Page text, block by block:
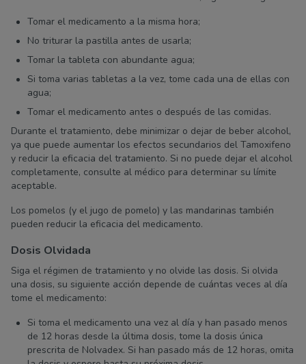
Tomar el medicamento a la misma hora;
No triturar la pastilla antes de usarla;
Tomar la tableta con abundante agua;
Si toma varias tabletas a la vez, tome cada una de ellas con
agua;
Tomar el medicamento antes o después de las comidas.
Durante el tratamiento, debe minimizar o dejar de beber alcohol,
ya que puede aumentar los efectos secundarios del Tamoxifeno
y reducir la eficacia del tratamiento. Si no puede dejar el alcohol
completamente, consulte al médico para determinar su límite
aceptable.
Los pomelos (y el jugo de pomelo) y las mandarinas también
pueden reducir la eficacia del medicamento.
Dosis Olvidada
Siga el régimen de tratamiento y no olvide las dosis. Si olvida
una dosis, su siguiente acción depende de cuántas veces al día
tome el medicamento:
Si toma el medicamento una vez al día y han pasado menos
de 12 horas desde la última dosis, tome la dosis única
prescrita de Nolvadex. Si han pasado más de 12 horas, omita